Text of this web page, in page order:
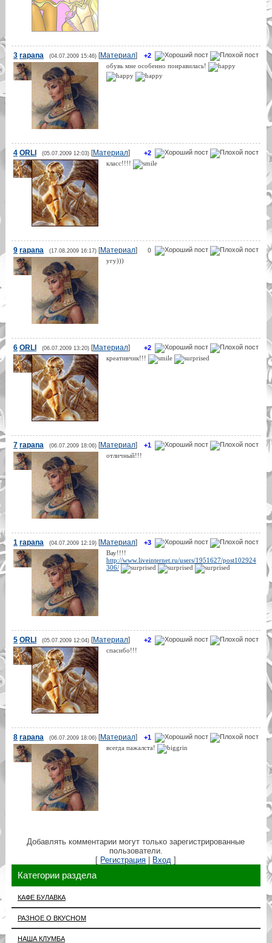
+2
3 rapana (04.07.2009 15:46)[Материал]
обувь мне особенно понравилась!
+2
4 ORLI (05.07.2009 12:03)[Материал]
класс!!!!
0
9 rapana (17.08.2009 16:17)[Материал]
угу)))
+2
6 ORLI (06.07.2009 13:20)[Материал]
креативчик!!!
+1
7 rapana (06.07.2009 18:06)[Материал]
отличный!!!
+3
1 rapana (04.07.2009 12:19)[Материал]
Вау!!!!
http://www.liveinternet.ru/users/1951627/post102924
306/
+2
5 ORLI (05.07.2009 12:04)[Материал]
спасибо!!!
+1
8 rapana (06.07.2009 18:06)[Материал]
всегда пажалста!
Добавлять комментарии могут только зарегистрированные
пользователи.
[ Регистрация | Вход ]
Категории раздела
КАФЕ БУЛАВКА
РАЗНОЕ О ВКУСНОМ
НАША КЛУМБА